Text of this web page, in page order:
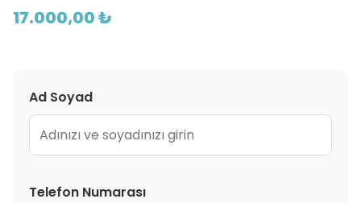
17.000,00 ₺
Ad Soyad
Telefon Numarası